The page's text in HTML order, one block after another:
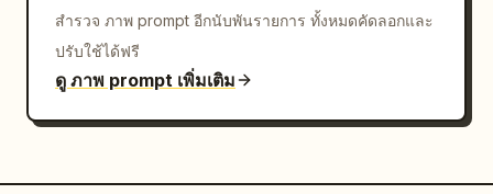
สำรวจ ภาพ prompt อีกนับพันรายการ ทั้งหมดคัดลอกและ
ปรับใช้ได้ฟรี
ดู ภาพ prompt เพิ่มเติม